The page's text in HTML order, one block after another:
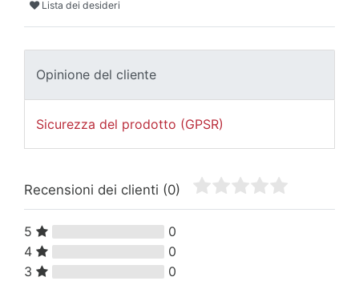
Lista dei desideri
Opinione del cliente
Sicurezza del prodotto (GPSR)
Recensioni dei clienti (0)
5
0
4
0
3
0